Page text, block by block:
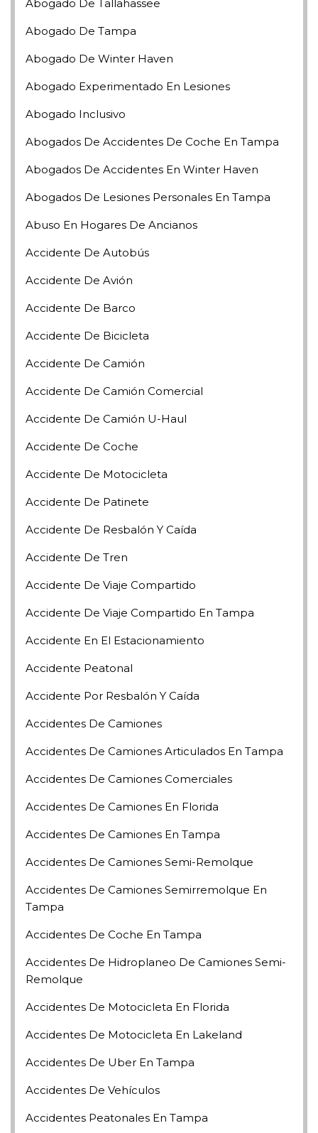
Abogado De Tallahassee
Abogado De Tampa
Abogado De Winter Haven
Abogado Experimentado En Lesiones
Abogado Inclusivo
Abogados De Accidentes De Coche En Tampa
Abogados De Accidentes En Winter Haven
Abogados De Lesiones Personales En Tampa
Abuso En Hogares De Ancianos
Accidente De Autobús
Accidente De Avión
Accidente De Barco
Accidente De Bicicleta
Accidente De Camión
Accidente De Camión Comercial
Accidente De Camión U-Haul
Accidente De Coche
Accidente De Motocicleta
Accidente De Patinete
Accidente De Resbalón Y Caída
Accidente De Tren
Accidente De Viaje Compartido
Accidente De Viaje Compartido En Tampa
Accidente En El Estacionamiento
Accidente Peatonal
Accidente Por Resbalón Y Caída
Accidentes De Camiones
Accidentes De Camiones Articulados En Tampa
Accidentes De Camiones Comerciales
Accidentes De Camiones En Florida
Accidentes De Camiones En Tampa
Accidentes De Camiones Semi-Remolque
Accidentes De Camiones Semirremolque En
Tampa
Accidentes De Coche En Tampa
Accidentes De Hidroplaneo De Camiones Semi-
Remolque
Accidentes De Motocicleta En Florida
Accidentes De Motocicleta En Lakeland
Accidentes De Uber En Tampa
Accidentes De Vehículos
Accidentes Peatonales En Tampa